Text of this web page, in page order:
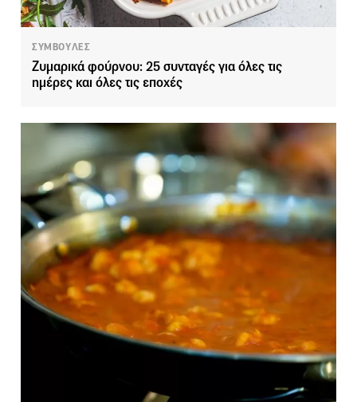
ΣΥΜΒΟΥΛΕΣ
Ζυμαρικά φούρνου: 25 συνταγές για όλες τις
ημέρες και όλες τις εποχές